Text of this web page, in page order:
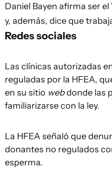
Daniel Bayen afirma ser
y, además, dice que
Redes sociales
Las clínicas autorizadas
reguladas por la HFEA,
en su sitio webdonde las
familiarizarse con la ley.
La HFEA señaló que
donantes no regulados
esperma.